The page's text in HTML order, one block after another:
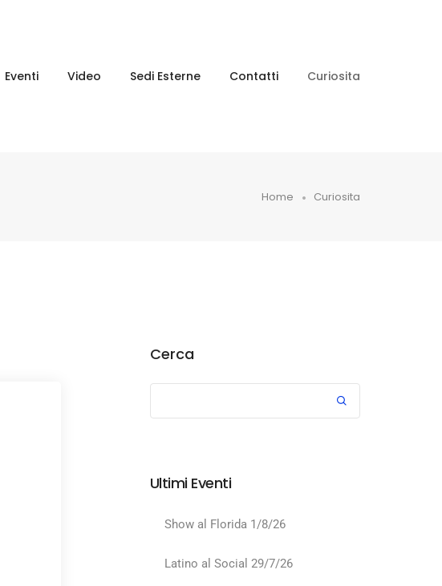
Eventi Video Sedi Esterne Contatti Curiosita
Home Curiosita
Cerca
Ultimi Eventi
Show al Florida 1/8/26
Latino al Social 29/7/26